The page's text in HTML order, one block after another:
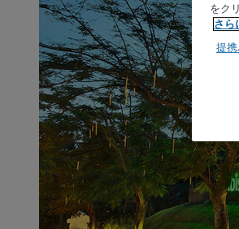
をク
さら
提